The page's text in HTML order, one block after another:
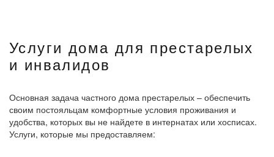
Услуги дома для престарелых
и инвалидов
Основная задача частного дома престарелых – обеспечить
своим постояльцам комфортные условия проживания и
удобства, которых вы не найдете в интернатах или хосписах.
Услуги, которые мы предоставляем: